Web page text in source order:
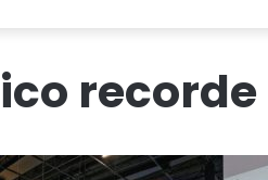
recorde